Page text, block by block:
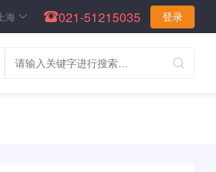
上海 021-51215035 登录